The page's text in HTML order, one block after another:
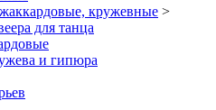
кружевные >
для танца
и гипюра